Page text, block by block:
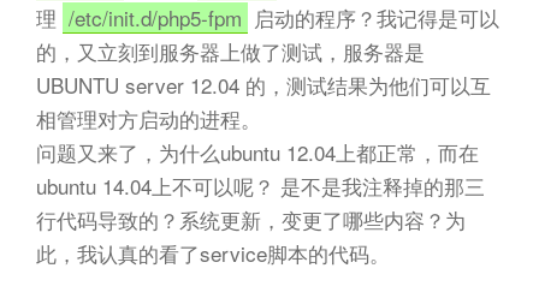
理 /etc/init.d/php5-fpm 启动的程序？我记得是可以
的，又立刻到服务器上做了测试，服务器是
UBUNTU server 12.04 的，测试结果为他们可以互
相管理对方启动的进程。
问题又来了，为什么ubuntu 12.04上都正常，而在
ubuntu 14.04上不可以呢？ 是不是我注释掉的那三
行代码导致的？系统更新，变更了哪些内容？为
此，我认真的看了service脚本的代码。